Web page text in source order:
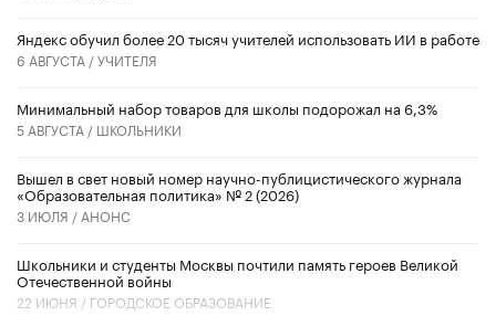
​Яндекс обучил более 20 тысяч учителей использовать ИИ в работе
6 АВГУСТА /УЧИТЕЛЯ
Минимальный набор товаров для школы подорожал на 6,3%
5 АВГУСТА / ШКОЛЬНИКИ
Вышел в свет новый номер научно-публицистического журнала
«Образовательная политика» № 2 (2026)
3 ИЮЛЯ / АНОНС
Школьники и студенты Москвы почтили память героев Великой
Отечественной войны
22 ИЮНЯ / ГОРОДСКОЕ ОБРАЗОВАНИЕ